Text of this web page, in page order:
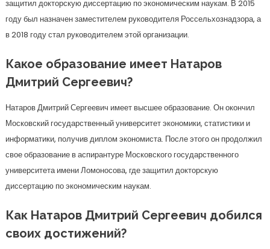
защитил докторскую диссертацию по экономическим наукам. В 2015
году был назначен заместителем руководителя Россельхознадзора, а
в 2018 году стал руководителем этой организации.
Какое образование имеет Натаров
Дмитрий Сергеевич?
Натаров Дмитрий Сергеевич имеет высшее образование. Он окончил
Московский государственный университет экономики, статистики и
информатики, получив диплом экономиста. После этого он продолжил
свое образование в аспирантуре Московского государственного
университета имени Ломоносова, где защитил докторскую
диссертацию по экономическим наукам.
Как Натаров Дмитрий Сергеевич добился
своих достижений?